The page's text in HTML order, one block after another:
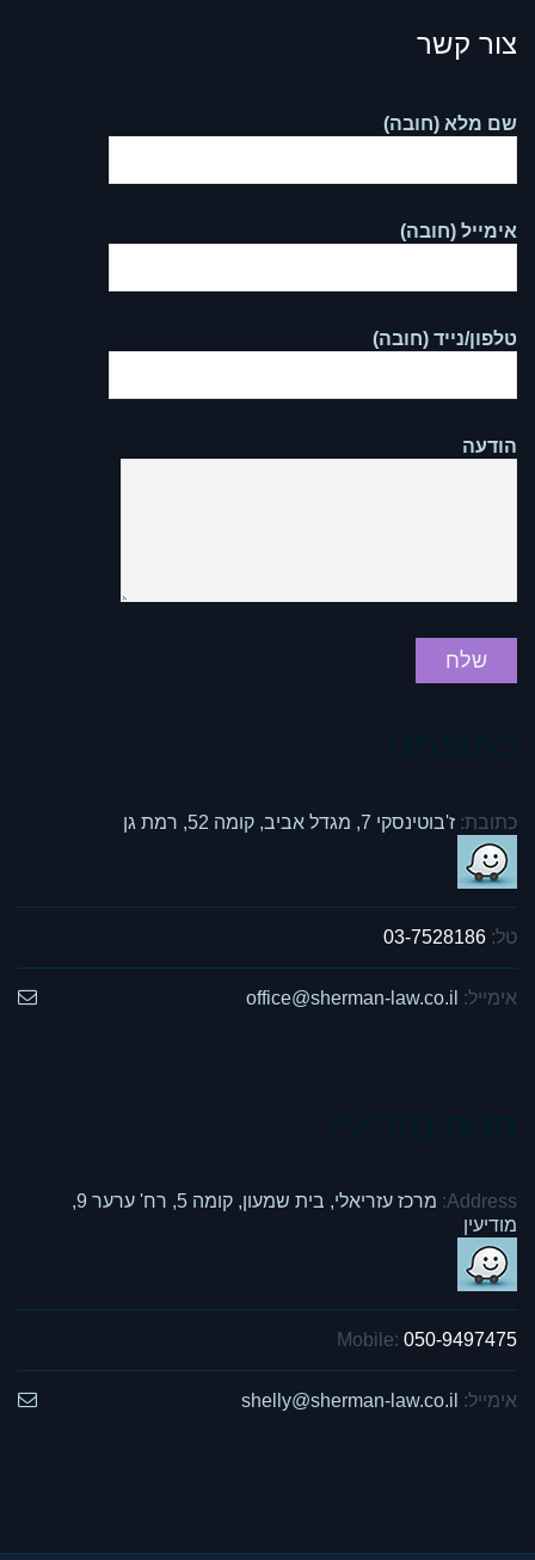
צור קשר
שם מלא (חובה)
אימייל (חובה)
טלפון/נייד (חובה)
הודעה
כתובת: ז'בוטינסקי 7, מגדל אביב, קומה 52, רמת גן
טל: 03-7528186
אימייל: office@sherman-law.co.il
Address:
מרכז עזריאלי, בית שמעון, קומה 5, רח' ערער 9,
מודיעין
Mobile: 050-9497475
אימייל: shelly@sherman-law.co.il